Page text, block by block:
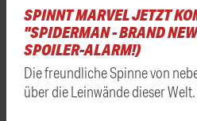
SPINNT MARVEL JETZT
"SPIDERMAN - BRAND
SPOILER-ALARM!)
Die freundliche Spinne von
über die Leinwände dieser